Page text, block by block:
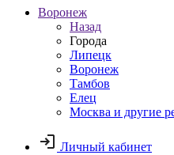
Воронеж
Назад
Города
Липецк
Воронеж
Тамбов
Елец
Москва и другие
Личный кабинет